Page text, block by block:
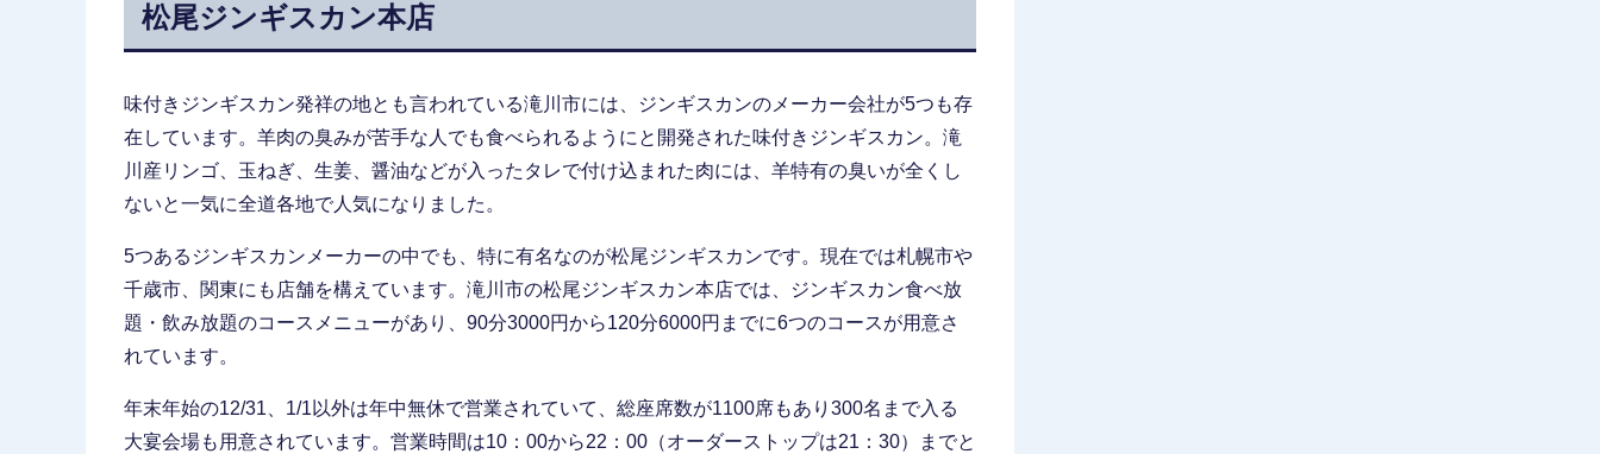
松尾ジンギスカン本店
味付きジンギスカン発祥の地とも言われている滝川市には、ジンギスカンのメーカー会社が5つも存
在しています。羊肉の臭みが苦手な人でも食べられるようにと開発された味付きジンギスカン。滝
川産リンゴ、玉ねぎ、生姜、醤油などが入ったタレで付け込まれた肉には、羊特有の臭いが全くし
ないと一気に全道各地で人気になりました。
5つあるジンギスカンメーカーの中でも、特に有名なのが松尾ジンギスカンです。現在では札幌市や
千歳市、関東にも店舗を構えています。滝川市の松尾ジンギスカン本店では、ジンギスカン食べ放
題・飲み放題のコースメニューがあり、90分3000円から120分6000円までに6つのコースが用意さ
れています。
年末年始の12/31、1/1以外は年中無休で営業されていて、総座席数が1100席もあり300名まで入る
大宴会場も用意されています。営業時間は10：00から22：00（オーダーストップは21：30）までと